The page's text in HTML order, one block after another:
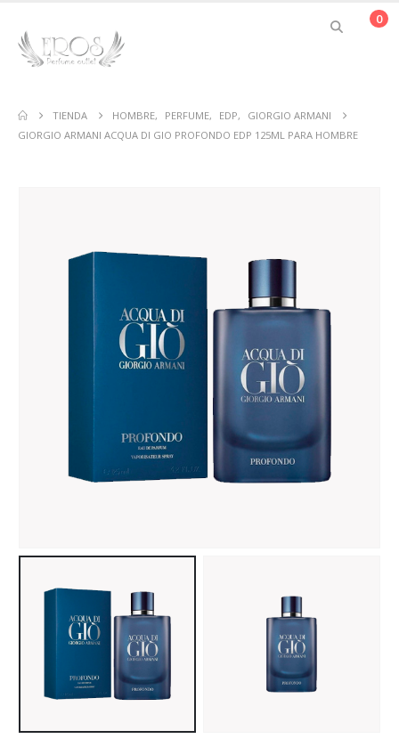
0
TIENDA HOMBRE, PERFUME, EDP,
GIORGIO ARMANI
GIORGIO ARMANI ACQUA DI GIO PROFONDO EDP 125ML PARA HOMBRE